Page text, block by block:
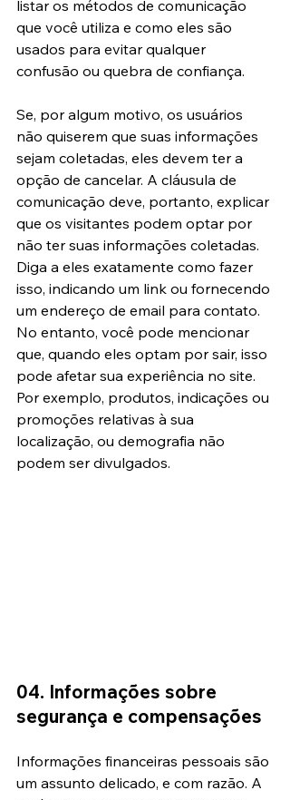
listar os métodos de comunicação
que você utiliza e como eles são
usados ​​para evitar qualquer
confusão ou quebra de confiança.
Se, por algum motivo, os usuários
não quiserem que suas informações
sejam coletadas, eles devem ter a
opção de cancelar. A cláusula de
comunicação deve, portanto, explicar
que os visitantes podem optar por
não ter suas informações coletadas.
Diga a eles exatamente como fazer
isso, indicando um link ou fornecendo
um endereço de email para contato.
No entanto, você pode mencionar
que, quando eles optam por sair, isso
pode afetar sua experiência no site.
Por exemplo, produtos, indicações ou
promoções relativas à sua
localização, ou demografia não
podem ser divulgados.
04. Informações sobre
segurança e compensações
Informações financeiras pessoais são
um assunto delicado, e com razão. A